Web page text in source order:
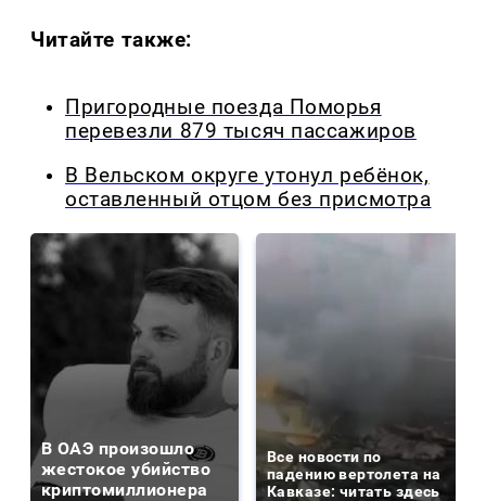
Читайте также:
Пригородные поезда Поморья
перевезли 879 тысяч пассажиров
В Вельском округе утонул ребёнок,
оставленный отцом без присмотра
В ОАЭ произошло
жестокое убийство
криптомиллионера
Все новости по
падению вертолета на
Кавказе: читать здесь